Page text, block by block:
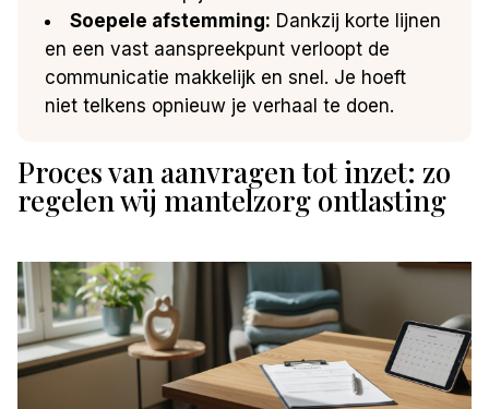
Soepele afstemming: Dankzij korte lijnen
en een vast aanspreekpunt verloopt de
communicatie makkelijk en snel. Je hoeft
niet telkens opnieuw je verhaal te doen.
Proces van aanvragen tot inzet: zo
regelen wij mantelzorg ontlasting